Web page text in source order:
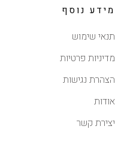
מידע נוסף
תנאי שימוש
מדיניות פרטיות
הצהרת נגישות
אודות
יצירת קשר